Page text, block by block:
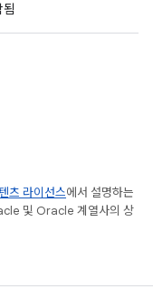
츠 라이선스에서 설명하는
및 Oracle 계열사의 상